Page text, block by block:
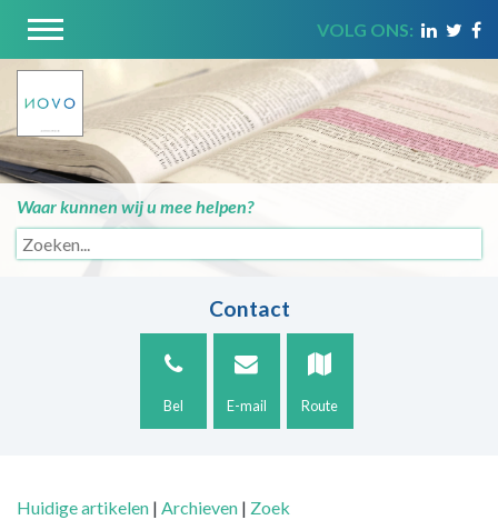
VOLG ONS:
Waar kunnen wij u mee helpen?
Contact
Bel E-mail Route
Huidige artikelen | Archieven | Zoek